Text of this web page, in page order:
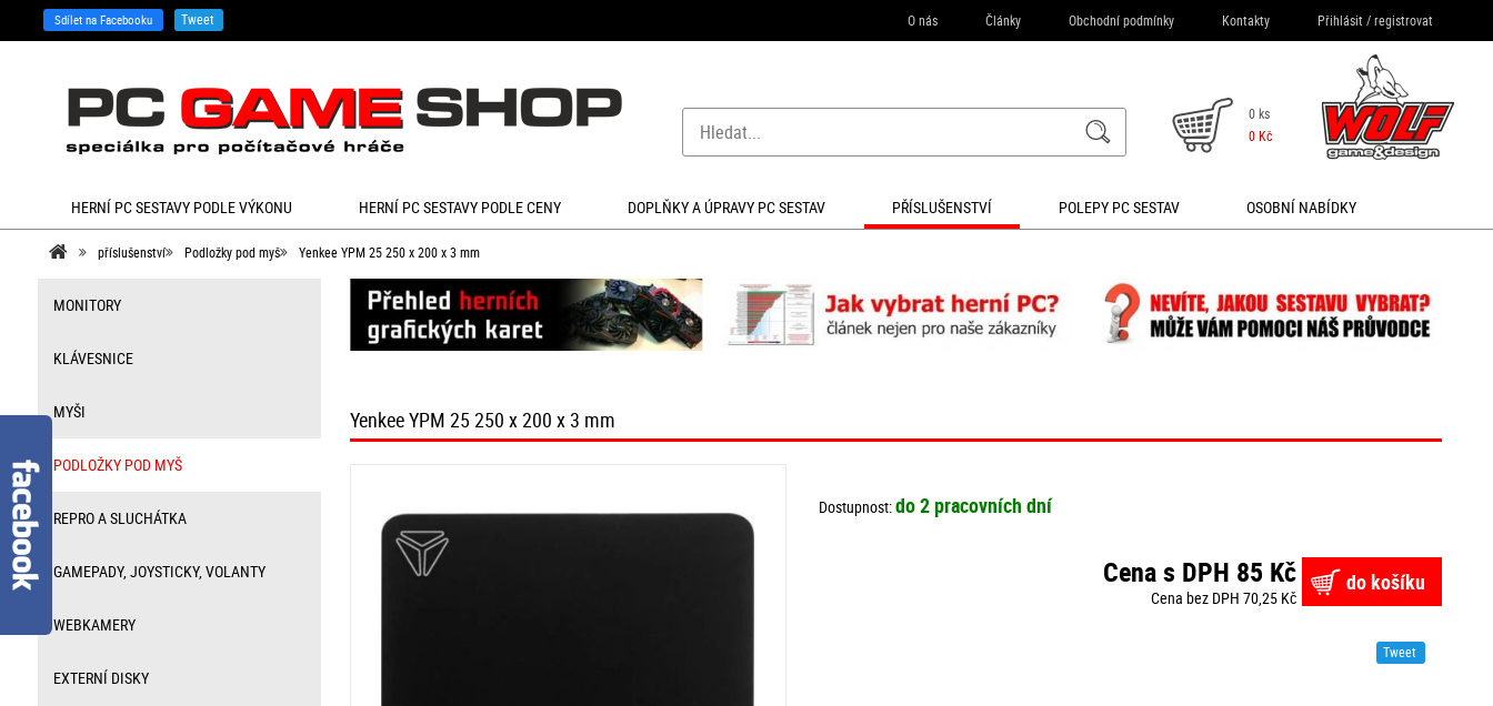
Sdílet na Facebooku Tweet O nás Články Obchodní podmínky Kontakty Přihlásit /registrovat
0 ks
0 Kč
HERNÍ PC SESTAVY PODLE VÝKONU HERNÍ PC SESTAVY PODLE CENY DOPLŇKY A ÚPRAVY PC SESTAV PŘÍSLUŠENSTVÍ POLEPY PC SESTAV OSOBNÍ NABÍDKY
příslušenství Podložky pod myš Yenkee YPM 25 250 x 200 x 3 mm
MONITORY
KLÁVESNICE
MYŠI
PODLOŽKY POD MYŠ
REPRO A SLUCHÁTKA
GAMEPADY, JOYSTICKY, VOLANTY
WEBKAMERY
EXTERNÍ DISKY
Yenkee YPM 25 250 x 200 x 3 mm
Dostupnost:do 2 pracovních dní
Cena s DPH 85 Kč
Cena bez DPH 70,25 Kč
do košíku
Tweet